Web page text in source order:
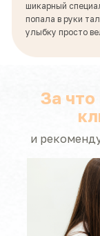
шикарный
попала в руки
улыбку просто
За
и